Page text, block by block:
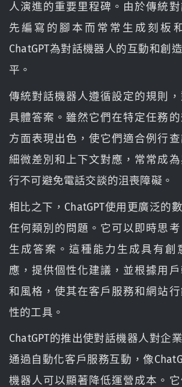
人演進的重要里程碑。由於傳統
先編寫的腳本而常常生成刻板
ChatGPT為對話機器人的互動和創
平。
傳統對話機器人遵循設定的規則
具體答案。雖然它們在特定任務
方面表現出色，使它們適合例行
細微差別和上下文對應，常常成
行不可避免電話交談的沮喪障礙。
相比之下，ChatGPT使用更廣泛的
任何類別的問題。它可以即時思
生成答案。這種能力生成具有創
應，提供個性化建議，並根據用
和風格，使其在客戶服務和網站
性的工具。
ChatGPT的推出使對話機器人對企
通過自動化客戶服務互動，像
機器人可以顯著降低運營成本。